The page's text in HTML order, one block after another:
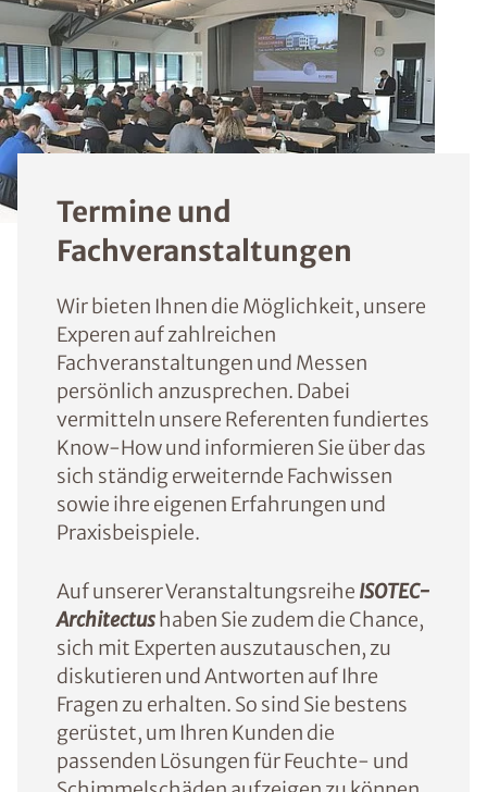
Termine und
Fachveranstaltungen
Wir bieten Ihnen die Möglichkeit, unsere
Experen auf zahlreichen
Fachveranstaltungen und Messen
persönlich anzusprechen. Dabei
vermitteln unsere Referenten fundiertes
Know-How und informieren Sie über das
sich ständig erweiternde Fachwissen
sowie ihre eigenen Erfahrungen und
Praxisbeispiele.
Auf unserer Veranstaltungsreihe ISOTEC-
Architectus haben Sie zudem die Chance,
sich mit Experten auszutauschen, zu
diskutieren und Antworten auf Ihre
Fragen zu erhalten. So sind Sie bestens
gerüstet, um Ihren Kunden die
passenden Lösungen für Feuchte- und